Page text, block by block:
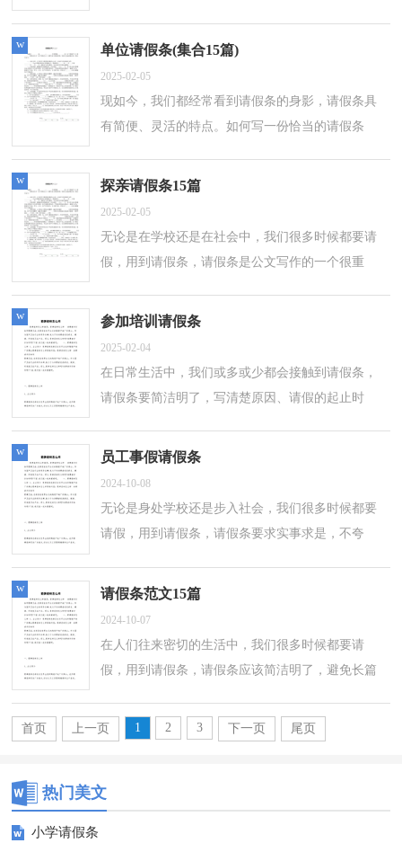
编精心整理的清明节请假条，欢迎阅读，希望...
单位请假条(集合15篇)
2025-02-05
现如今，我们都经常看到请假条的身影，请假条具
有简便、灵活的特点。如何写一份恰当的请假条
考，希望能够帮助到大家。单位请假条1尊敬...
w
探亲请假条15篇
2025-02-05
无论是在学校还是在社会中，我们很多时候都要请
假，用到请假条，请假条是公文写作的一个很重
如何写请假条才合情合理呢？以下是小编收...
w
参加培训请假条
2025-02-04
在日常生活中，我们或多或少都会接触到请假条，
请假条要简洁明了，写清楚原因、请假的起止时
整理的参加培训请假条，供大家参考借鉴，希望...
w
员工事假请假条
2024-10-08
无论是身处学校还是步入社会，我们很多时候都要
请假，用到请假条，请假条要求实事求是，不夸
许多人都头痛的问题，以下是小编为大家收集...
w
请假条范文15篇
2024-10-07
在人们往来密切的生活中，我们很多时候都要请
假，用到请假条，请假条应该简洁明了，避免长篇
假条呢？下面是小编精心整理的请假条范文，仅
供...
w
首页 上一页 1 2 3 下一页 尾页
热门美文
小学请假条